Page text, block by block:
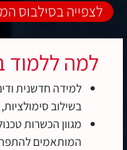
לצפייה בסילבוס
למה ללמוד
למידה חדשנית
בשילוב
מגוון הכשרות
המותאמים